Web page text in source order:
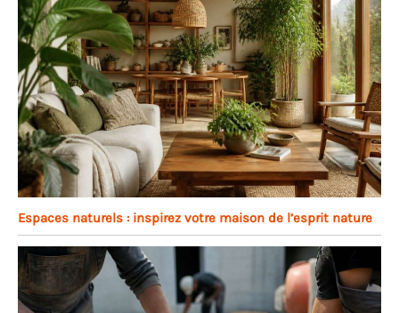
Espaces naturels : inspirez votre maison de l’esprit nature